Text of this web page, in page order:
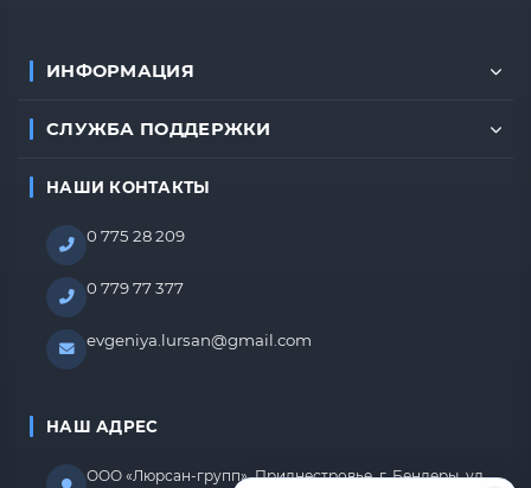
ИНФОРМАЦИЯ
СЛУЖБА ПОДДЕРЖКИ
НАШИ КОНТАКТЫ
0 775 28 209
0 779 77 377
evgeniya.lursan@gmail.com
НАШ АДРЕС
ООО «Люрсан-групп», Приднестровье, г. Бендеры, ул.